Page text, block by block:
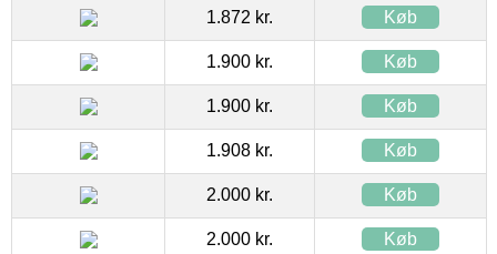
1.872 kr. Køb
1.900 kr. Køb
1.900 kr. Køb
1.908 kr. Køb
2.000 kr. Køb
2.000 kr. Køb